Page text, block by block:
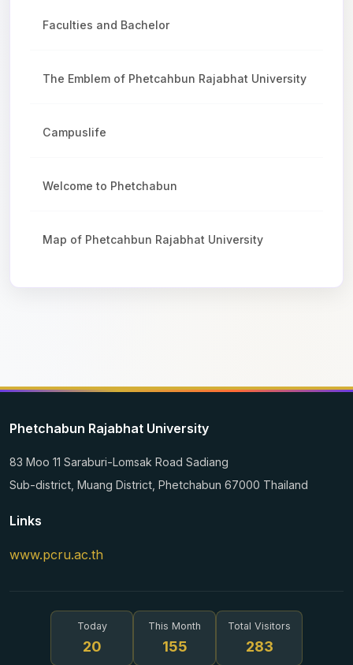
Faculties and Bachelor
The Emblem of Phetcahbun Rajabhat University
Campuslife
Welcome to Phetchabun
Map of Phetcahbun Rajabhat University
Phetchabun Rajabhat University
83 Moo 11 Saraburi-Lomsak Road Sadiang
Sub-district, Muang District, Phetchabun 67000 Thailand
Links
www.pcru.ac.th
Today
20
This Month
155
Total Visitors
283